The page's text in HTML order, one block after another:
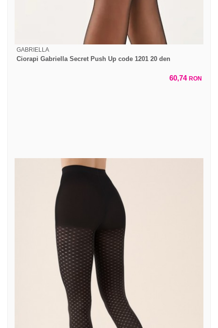
GABRIELLA
Ciorapi Gabriella Secret Push Up code 1201 20 den
60,74 RON